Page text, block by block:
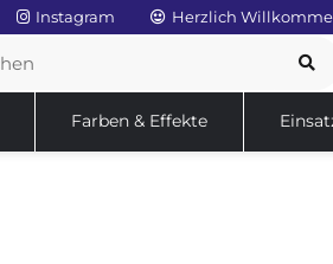
Instagram Herzlich
Farben & Effekte